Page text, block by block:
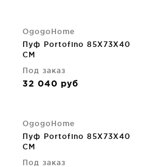
OgogoHome
Пуф Portofino 85X73X40
CM
Под заказ
32 040 руб
OgogoHome
Пуф Portofino 85X73X40
CM
Под заказ